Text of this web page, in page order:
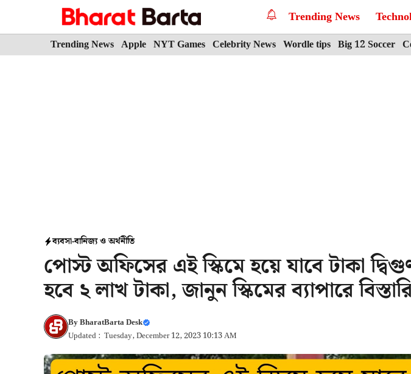
Trending News
Trending News Apple NYT Games Celebrity News Wordle tips Big 12 Soccer
ব্যবসা-বানিজ্য ও অর্থনীতি
পোস্ট অফিসের এই স্কিমে হয়ে যাবে টাকা
হবে ২ লাখ টাকা, জানুন স্কিমের ব্যাপারে
ByBharatBarta Desk
Updated : Tuesday, December 12, 2023 10:13 AM